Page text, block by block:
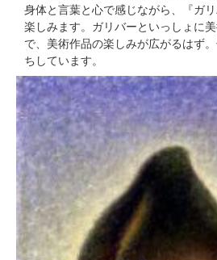
身体と言葉と心で感じながら、『ガ
楽しみます。ガリバーといっしょに
で、美術作品の楽しみが広がるはず
ちしています。